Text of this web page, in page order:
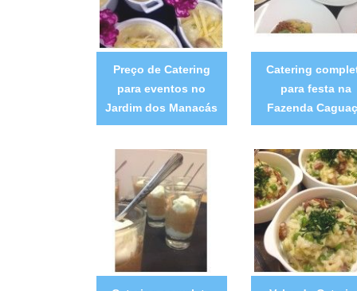
Preço de Catering
para eventos no
Jardim dos Manacás
Catering
para festa na
Fazenda